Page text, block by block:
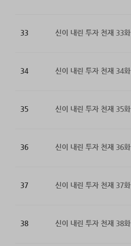
33 신이 내린 투자 천재 33화
34 신이 내린 투자 천재 34화
35 신이 내린 투자 천재 35화
36 신이 내린 투자 천재 36화
37 신이 내린 투자 천재 37화
38 신이 내린 투자 천재 38화